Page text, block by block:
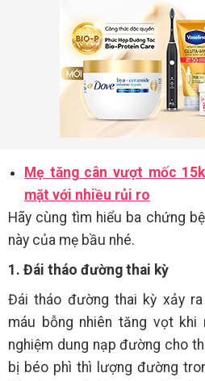
Mẹ tăng cân vượt mốc
mặt với nhiều rủi ro
Hãy cùng tìm hiểu ba chứng
này của mẹ bầu nhé.
1. Đái tháo đường thai kỳ
Đái tháo đường thai kỳ xảy
máu bỗng nhiên tăng vọt khi
nghiệm dung nạp đường cho
bị béo phì thì lượng đường